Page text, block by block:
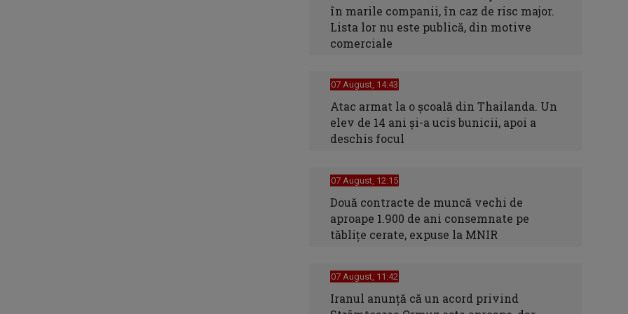
în marile companii, în caz de risc major.
Lista lor nu este publică, din motive
comerciale
07 August, 14:43
Atac armat la o școală din Thailanda. Un
elev de 14 ani și-a ucis bunicii, apoi a
deschis focul
07 August, 12:15
Două contracte de muncă vechi de
aproape 1.900 de ani consemnate pe
tăblițe cerate, expuse la MNIR
07 August, 11:42
Iranul anunță că un acord privind